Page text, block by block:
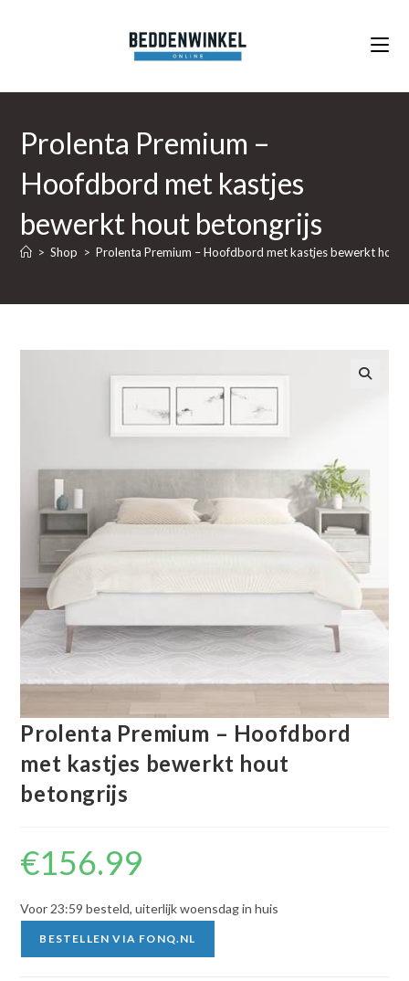
Prolenta Premium –
Hoofdbord met kastjes
bewerkt hout betongrijs
> Shop > Prolenta Premium – Hoofdbord met kastjes bewerkt hout
Prolenta Premium – Hoofdbord
met kastjes bewerkt hout
betongrijs
€156.99
Voor 23:59 besteld, uiterlijk woensdag in huis
BESTELLEN VIA FONQ.NL